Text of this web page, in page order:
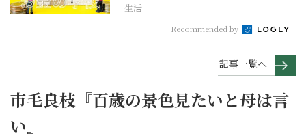
生活
Recommended by
記事一覧へ
市毛良枝『百歳の景色見たいと母は言
い』